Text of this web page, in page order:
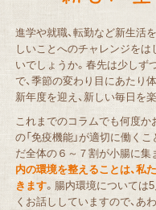
進学や就職、転勤など新生活
しいことへのチャレンジを
いでしょうか。春先は少し
で、季節の変わり目にあたり
新年度を迎え、新しい毎日を
これまでのコラムでも何度か
の「免疫機能」が適切に働く
だ全体の６～７割が小腸に集
内の環境を整えることは、私
きます。腸内環境については5
くお話ししていますので、あ